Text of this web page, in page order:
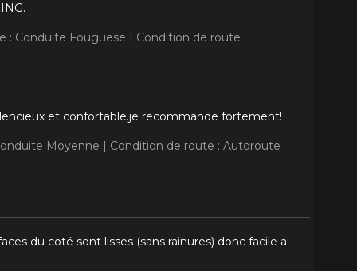
: Conduite Fouguese | Condition de route :
et confortable.je recommande fortement!
Moyenne | Condition de route : Autoroute
du coté sont lisses (sans rainures) donc facile a